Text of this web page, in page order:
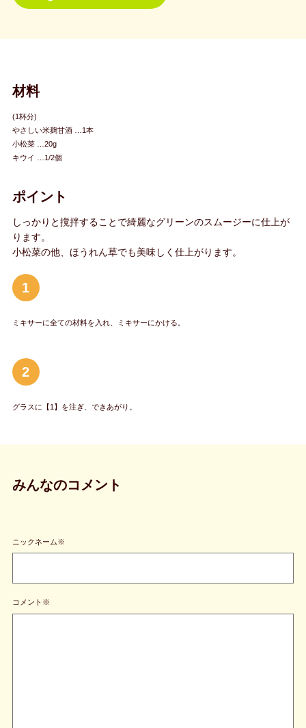
材料
(1杯分)
やさしい米麹甘酒 …1本
小松菜 …20g
キウイ …1/2個
ポイント
しっかりと撹拌することで綺麗なグリーンのスムージーに仕上が
ります。
小松菜の他、ほうれん草でも美味しく仕上がります。
1
ミキサーに全ての材料を入れ、ミキサーにかける。
2
グラスに【1】を注ぎ、できあがり。
みんなのコメント
ニックネーム※
コメント※